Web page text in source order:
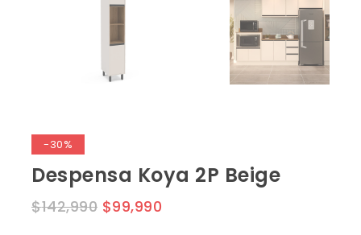
-30%
Despensa Koya 2P Beige
$142,990 $99,990